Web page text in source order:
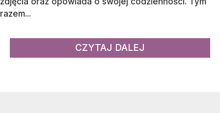
razem...
CZYTAJ DALEJ